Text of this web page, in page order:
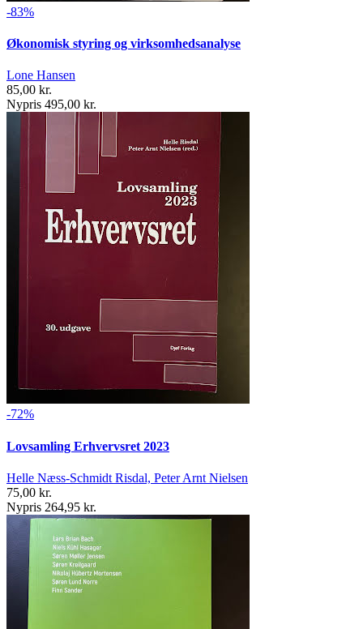
-83%
Økonomisk styring og virksomhedsanalyse
Lone Hansen
85,00 kr.
Nypris 495,00 kr.
-72%
Lovsamling Erhvervsret 2023
Helle Næss-Schmidt Risdal, Peter Arnt Nielsen
75,00 kr.
Nypris 264,95 kr.